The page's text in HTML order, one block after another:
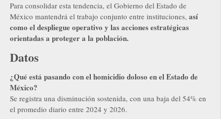
Para consolidar esta tendencia, el Gobierno del Estado de
México mantendrá el trabajo conjunto entre instituciones, así
como el despliegue operativo y las acciones estratégicas
orientadas a proteger a la población.
Datos
¿Qué está pasando con el homicidio doloso en el Estado de
México?
Se registra una disminución sostenida, con una baja del 54% en
el promedio diario entre 2024 y 2026.